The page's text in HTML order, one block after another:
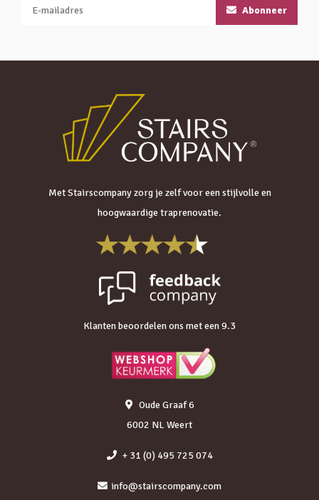
Abonneer
Met Stairscompany zorg je zelf voor een stijlvolle en
hoogwaardige traprenovatie.
Klanten beoordelen ons met een 9.3
Oude Graaf 6
6002 NL Weert
+ 31 (0) 495 725 074
info@stairscompany.com